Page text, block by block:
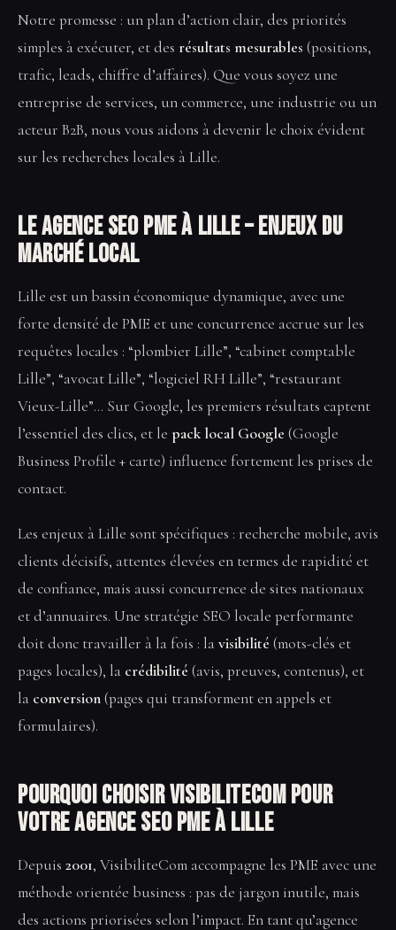
Notre promesse : un plan d’action clair, des priorités
simples à exécuter, et des résultats mesurables (positions,
trafic, leads, chiffre d’affaires). Que vous soyez une
entreprise de services, un commerce, une industrie ou un
acteur B2B, nous vous aidons à devenir le choix évident
sur les recherches locales à Lille.
Le Agence SEO PME à Lille – enjeux du
marché local
Lille est un bassin économique dynamique, avec une
forte densité de PME et une concurrence accrue sur les
requêtes locales : “plombier Lille”, “cabinet comptable
Lille”, “avocat Lille”, “logiciel RH Lille”, “restaurant
Vieux-Lille”… Sur Google, les premiers résultats captent
l’essentiel des clics, et le pack local Google (Google
Business Profile + carte) influence fortement les prises de
contact.
Les enjeux à Lille sont spécifiques : recherche mobile, avis
clients décisifs, attentes élevées en termes de rapidité et
de confiance, mais aussi concurrence de sites nationaux
et d’annuaires. Une stratégie SEO locale performante
doit donc travailler à la fois : lavisibilité (mots-clés et
pages locales), la crédibilité (avis, preuves, contenus), et
la conversion(pages qui transforment en appels et
formulaires).
Pourquoi choisir VisibiliteCom pour
votre Agence SEO PME à Lille
Depuis 2001, VisibiliteCom accompagne les PME avec une
méthode orientée business : pas de jargon inutile, mais
des actions priorisées selon l’impact. En tant qu’agence